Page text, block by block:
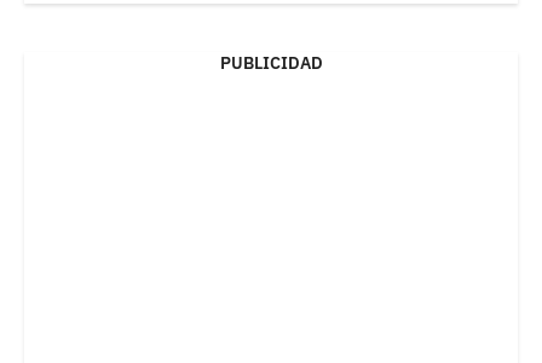
PUBLICIDAD